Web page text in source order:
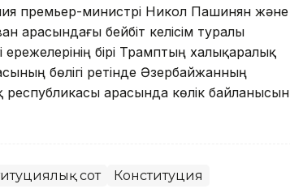
премьер-министрі Никол Пашинян және
арасындағы бейбіт келісім туралы
бірі Трамптың халықаралық
бөлігі ретінде Әзербайжанның
арасында көлік байланысын
сот Конституция